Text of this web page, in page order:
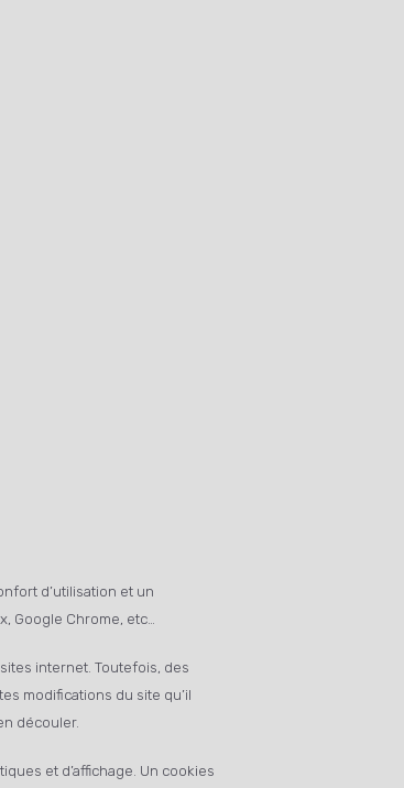
d’utilisation et un
Chrome, etc…
internet. Toutefois, des
modifications du site qu’il
découler.
et d’affichage. Un cookies